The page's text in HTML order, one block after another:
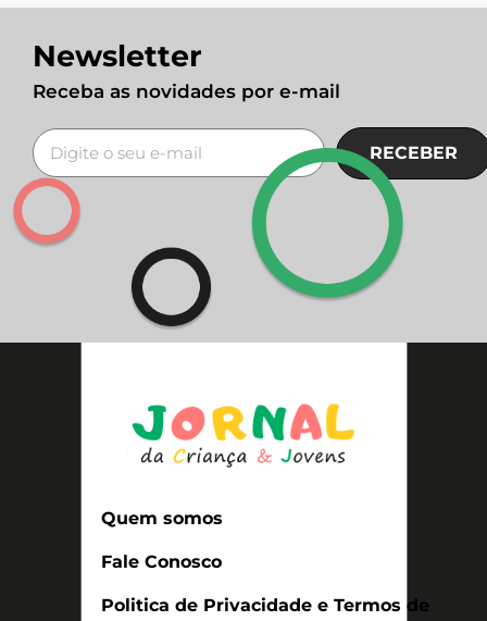
Newsletter
Receba as novidades por e-mail
RECEBER
Quem somos
Fale Conosco
Politica de Privacidade e Termos de